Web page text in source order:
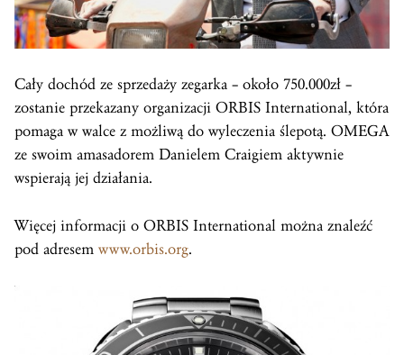
Cały dochód ze sprzedaży zegarka – około 750.000zł –
zostanie przekazany organizacji ORBIS International, która
pomaga w walce z możliwą do wyleczenia ślepotą. OMEGA
ze swoim amasadorem Danielem Craigiem aktywnie
wspierają jej działania.
Więcej informacji o ORBIS International można znaleźć
pod adresem www.orbis.org.